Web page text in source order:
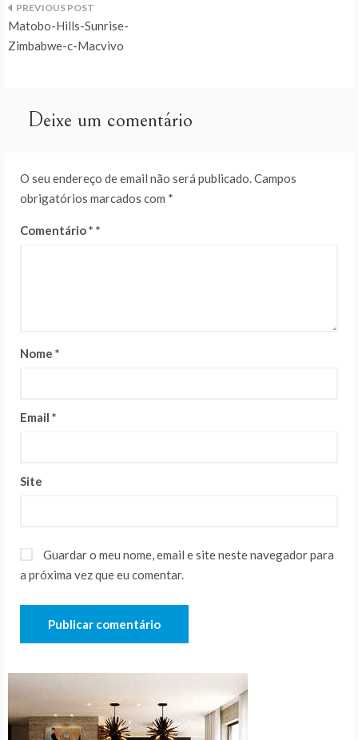
Navegação
de
Matobo-Hills-Sunrise-
Zimbabwe-c-Macvivo
Deixe um comentário
O seu endereço de email não será publicado.Campos
obrigatórios marcados com *
Comentário*
Nome *
Email *
Site
Guardar o meu nome, email e site neste navegador para
a próxima vez que eu comentar.